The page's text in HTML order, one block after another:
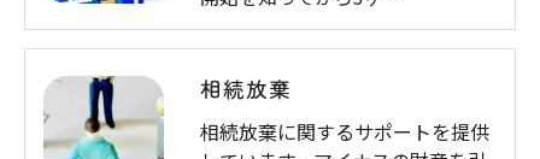
相続放棄
相続放棄に関するサポートを提供